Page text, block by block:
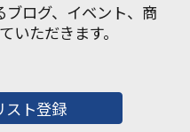
ログ、イベント、商
いただきます。
スト登録